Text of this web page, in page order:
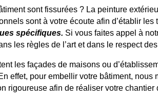
sont fissurées ? La peinture
sont à votre écoute afin d’établir les
spécifiques. Si vous faites appel à
les règles de l’art et dans le respect
les façades de maisons ou
effet, pour embellir votre bâtiment, nous
rigoureuse afin de réaliser votre